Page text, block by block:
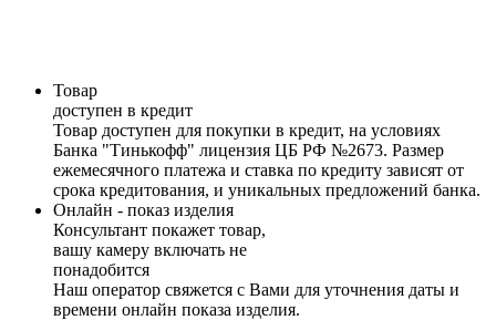
Товар
доступен в кредит
Товар доступен для покупки в кредит, на условиях
Банка "Тинькофф" лицензия ЦБ РФ №2673. Размер
ежемесячного платежа и ставка по кредиту зависят от
срока кредитования, и уникальных предложений банка.
Онлайн - показ изделия
Консультант покажет товар,
вашу камеру включать не
понадобится
Наш оператор свяжется с Вами для уточнения даты и
времени онлайн показа изделия.